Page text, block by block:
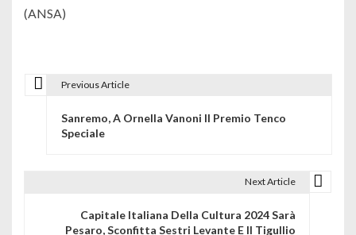
(ANSA)
Previous Article
Sanremo, A Ornella Vanoni Il Premio Tenco
Speciale
Next Article
Capitale Italiana Della Cultura 2024 Sarà
Pesaro, Sconfitta Sestri Levante E Il Tigullio